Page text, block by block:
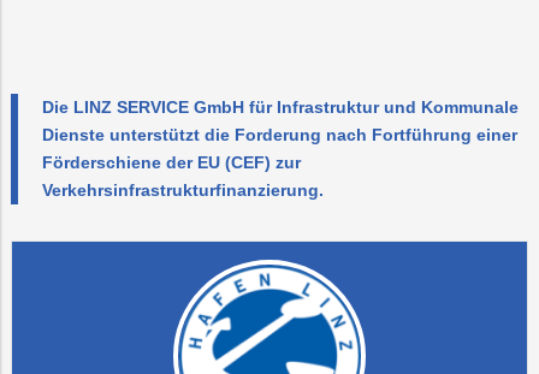
Die LINZ SERVICE GmbH für Infrastruktur und Kommunale
Dienste unterstützt die Forderung nach Fortführung einer
Förderschiene der EU (CEF) zur
Verkehrsinfrastrukturfinanzierung.